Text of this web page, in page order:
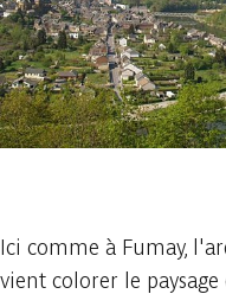
Ici comme à Fumay,
vient colorer le